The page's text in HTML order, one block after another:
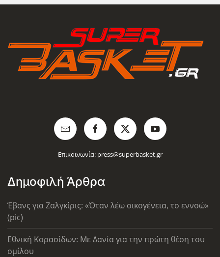
Επικοινωνία: press@superbasket.gr
Δημοφιλή Άρθρα
Έβανς για Ζαλγκίρις: «Όταν λέω οικογένεια, το εννοώ»
(pic)
Εθνική Κορασίδων: Με Δανία για την πρώτη θέση του
ομίλου